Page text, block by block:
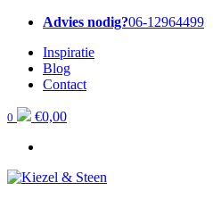
Advies nodig?06-12964499
Inspiratie
Blog
Contact
0 €0,00